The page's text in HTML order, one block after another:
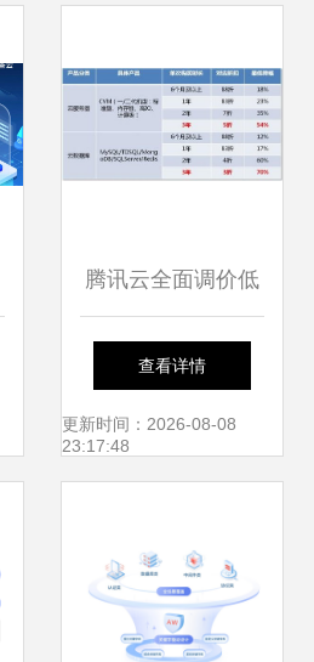
腾讯云全面调价低
至3折 云计算产业
迎来洗牌，数据库
查看详情
更新时间：2026-08-08
23:17:48